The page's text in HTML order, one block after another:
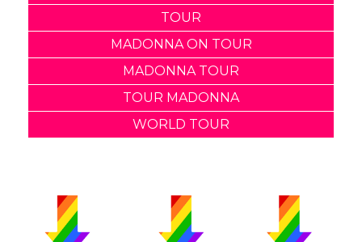
TOUR
MADONNA ON TOUR
MADONNA TOUR
TOUR MADONNA
WORLD TOUR